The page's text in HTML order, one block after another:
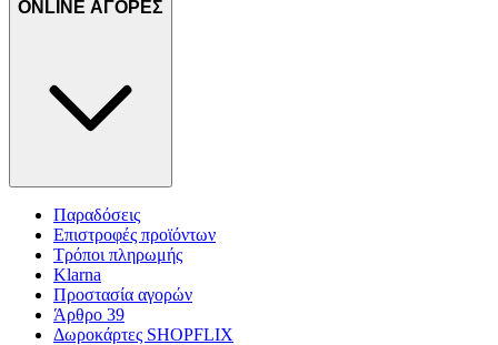
ONLINE ΑΓΟΡΕΣ
Παραδόσεις
Επιστροφές προϊόντων
Τρόποι πληρωμής
Klarna
Προστασία αγορών
Άρθρο 39
Δωροκάρτες SHOPFLIX